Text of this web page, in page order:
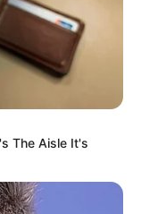
DE
ce que
The Aisle It's